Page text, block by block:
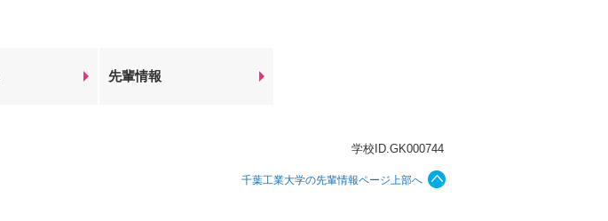
先輩情報
学校ID.GK000744
千葉工業大学の先輩情報ページ上部へ